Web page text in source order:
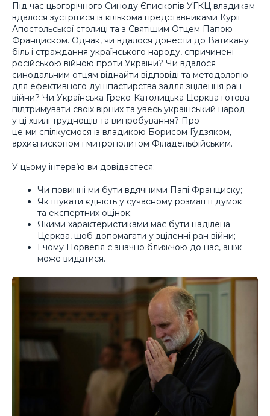
Під час цьогорічного Синоду Єпископів УГКЦ владикам
вдалося зустрітися із кількома представниками Курії
Апостольської столиці та з Святішим Отцем Папою
Франциском. Однак, чи вдалося донести до Ватикану
біль і страждання українського народу, спричинені
російською війною проти України? Чи вдалося
синодальним отцям віднайти відповіді та методологію
для ефективного душпастирства задля зцілення ран
війни? Чи Українська Греко-Католицька Церква готова
підтримувати своїх вірних та увесь український народ
у ці хвилі труднощів та випробування? Про
це ми спілкуємося із владикою Борисом Ґудзяком,
архиєпископом і митрополитом Філадельфійським.
У цьому інтерв’ю ви довідаєтеся:
Чи повинні ми бути вдячними Папі Франциску;
Як шукати єдність у сучасному розмаїтті думок
та експертних оцінок;
Якими характеристиками має бути наділена
Церква, щоб допомагати у зціленні ран війни;
І чому Норвегія є значно ближчою до нас, аніж
може видатися.